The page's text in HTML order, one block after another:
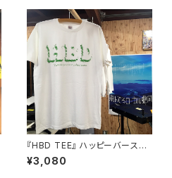
『HBD TEE』 ハッピーバースデ
ー！お誕生日プレゼントに♪
¥3,080